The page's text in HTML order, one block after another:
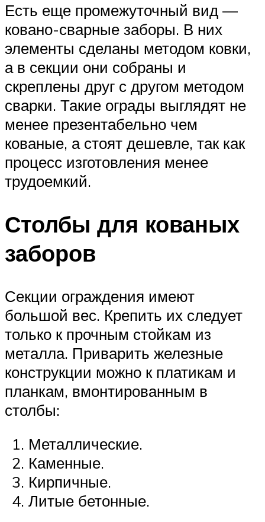
Есть еще промежуточный вид —
ковано-сварные заборы. В них
элементы сделаны методом ковки,
а в секции они собраны и
скреплены друг с другом методом
сварки. Такие ограды выглядят не
менее презентабельно чем
кованые, а стоят дешевле, так как
процесс изготовления менее
трудоемкий.
Столбы для кованых
заборов
Секции ограждения имеют
большой вес. Крепить их следует
только к прочным стойкам из
металла. Приварить железные
конструкции можно к платикам и
планкам, вмонтированным в
столбы:
Металлические.
Каменные.
Кирпичные.
Литые бетонные.